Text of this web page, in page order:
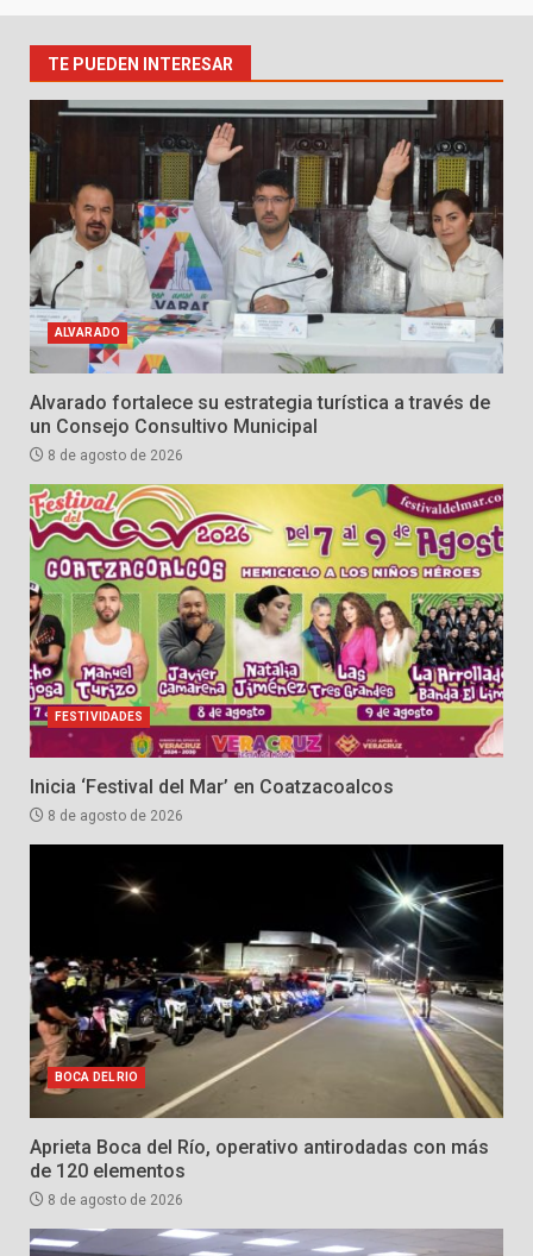
TE PUEDEN INTERESAR
ALVARADO
Alvarado fortalece su estrategia turística a través de
un Consejo Consultivo Municipal
8 de agosto de 2026
FESTIVIDADES
Inicia ‘Festival del Mar’ en Coatzacoalcos
8 de agosto de 2026
BOCA DEL RIO
Aprieta Boca del Río, operativo antirodadas con más
de 120 elementos
8 de agosto de 2026